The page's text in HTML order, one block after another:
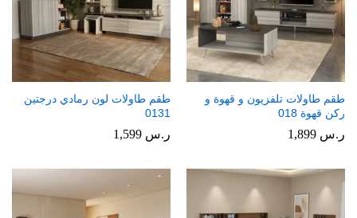
طقم طاولات تلفزيون و قهوة و
ركن قهوة 018
ر.س
طقم طاولات لون رمادي درجتين
0131
ر.س